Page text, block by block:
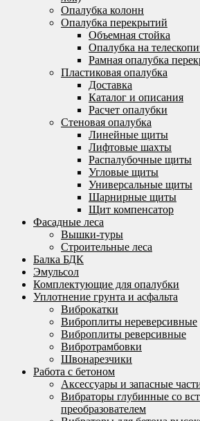
Опалубка колонн
Опалубка перекрытий
Объемная стойка
Опалубка на
Рамная опалубка
Пластиковая опалубка
Доставка
Каталог и описания
Расчет опалубки
Стеновая опалубка
Линейные щиты
Лифтовые шахты
Распалубочные щиты
Угловые щиты
Универсальные щиты
Шарнирные щиты
Щит компенсатор
Фасадные леса
Вышки-туры
Строительные леса
Балка БДК
Эмульсол
Комплектующие для опалубки
Уплотнение грунта и асфальта
Виброкатки
Виброплиты нереверсивные
Виброплиты реверсивные
Вибротрамбовки
Швонарезчики
Работа с бетоном
Аксессуары и запасные
Вибраторы глубинные со
преобразователем